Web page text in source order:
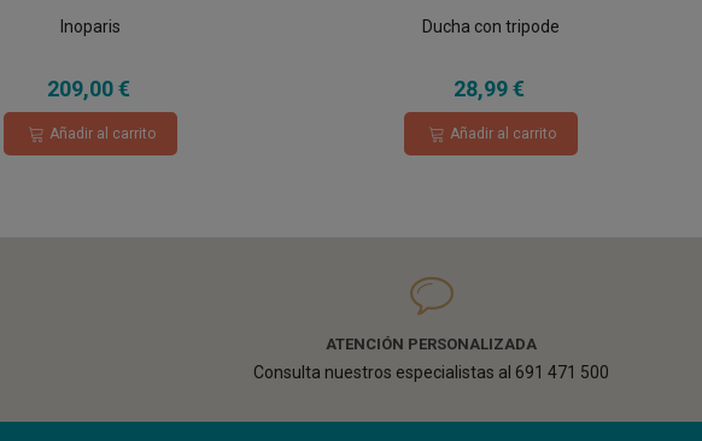
Inoparis
209,00 €
Añadir al carrito
Ducha con tripode
28,99 €
Añadir al carrito
ATENCIÓN PERSONALIZADA
Consulta nuestros especialistas al 691 471 500